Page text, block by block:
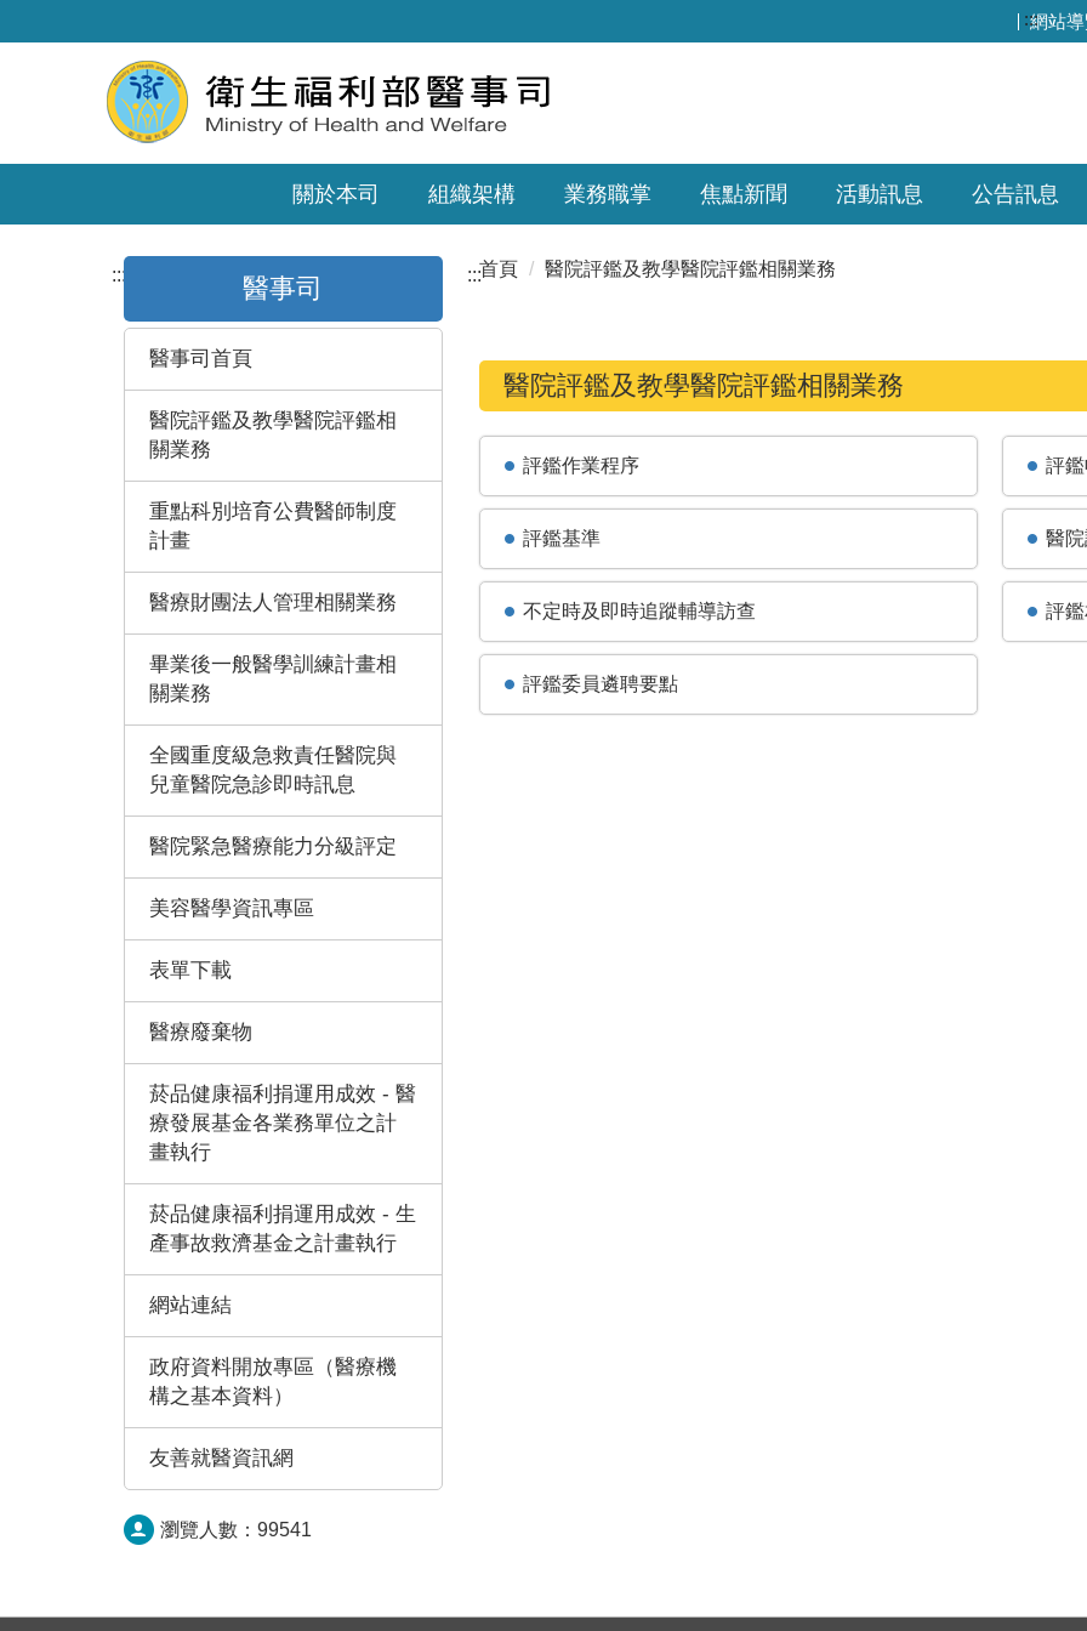
:::網站
關於本司 組織架構 業務職掌 焦點新聞 活動訊息 公告訊息
::: 醫事司
醫事司首頁
醫院評鑑及教學醫院評鑑相
關業務
重點科別培育公費醫師制度
計畫
醫療財團法人管理相關業務
畢業後一般醫學訓練計畫相
關業務
全國重度級急救責任醫院與
兒童醫院急診即時訊息
醫院緊急醫療能力分級評定
美容醫學資訊專區
表單下載
醫療廢棄物
菸品健康福利捐運用成效 - 醫
療發展基金各業務單位之計
畫執行
菸品健康福利捐運用成效 - 生
產事故救濟基金之計畫執行
網站連結
政府資料開放專區（醫療機
構之基本資料）
友善就醫資訊網
瀏覽人數： 99541
:::首頁 醫院評鑑及教學醫院評鑑相關業務
醫院評鑑及教學醫院評鑑相關業務
評鑑作業程序 評
評鑑基準 醫
不定時及即時追蹤輔導訪查 評
評鑑委員遴聘要點